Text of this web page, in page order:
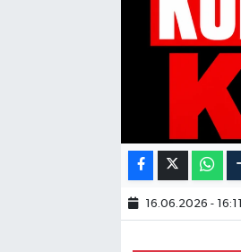
16.06.2026 - 16:11